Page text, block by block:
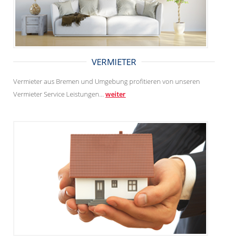
VERMIETER
Vermieter aus Bremen und Umgebung profitieren von unseren
Vermieter Service Leistungen…weiter